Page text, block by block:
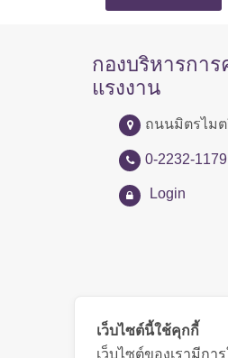
กองบริหารกา
แรงงาน
ถนนมิตรไมต
0-2232-1179
Login
เว็บไซต์นี้ใช้คุกกี้
เว็บไซต์ของเรามีก